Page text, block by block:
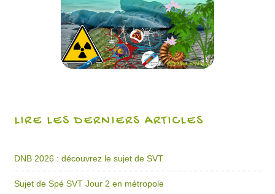
LIRE LES DERNIERS ARTICLES
DNB 2026 : découvrez le sujet de SVT
Sujet de Spé SVT Jour 2 en métropole